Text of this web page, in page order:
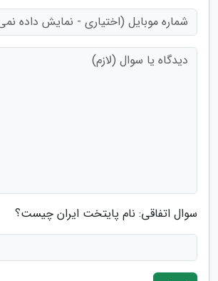
سوال اتفاقی: نام پایتخت ایران چیست؟